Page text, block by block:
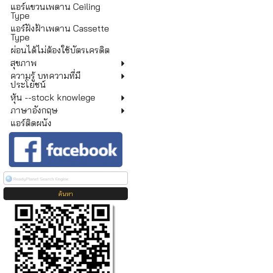
แอร์แขวนเพดาน Ceiling
Type
แอร์ฝังฝ้าเพดาน Cassette
Type
ผ่อนได้ไม่ต้องใช้บัตรเครดิต
สุขภาพ
ความรู้ บทความที่มี
ประโยชน์
หุ้น --stock knowlege
ภาษาอังกฤษ
แอร์ติดผนัง